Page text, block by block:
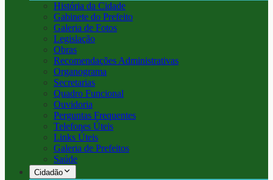
História da Cidade
Gabinete do Prefeito
Galeria de Fotos
Legislação
Obras
Recomendações Administrativas
Organograma
Secretarias
Quadro Funcional
Ouvidoria
Perguntas Frequentes
Telefones Úteis
Links Úteis
Galeria de Prefeitos
Saúde
Cidadão